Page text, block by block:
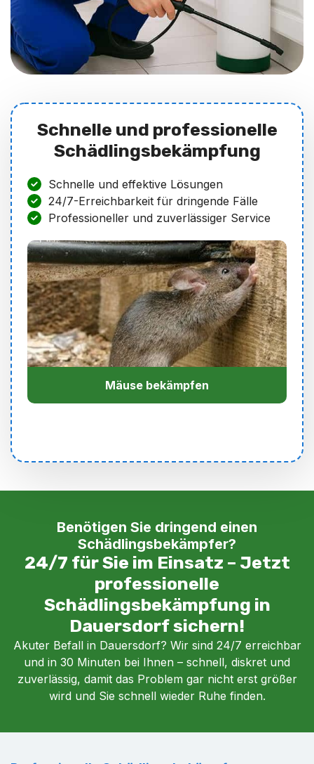
Schnelle und professionelle
Schädlingsbekämpfung
Schnelle und effektive Lösungen
24/7-Erreichbarkeit für dringende Fälle
Professioneller und zuverlässiger Service
Mäuse bekämpfen
Benötigen Sie dringend einen
Schädlingsbekämpfer?
24/7 für Sie im Einsatz – Jetzt
professionelle
Schädlingsbekämpfung in
Dauersdorf sichern!
Akuter Befall in Dauersdorf? Wir sind 24/7 erreichbar
und in 30 Minuten bei Ihnen – schnell, diskret und
zuverlässig, damit das Problem gar nicht erst größer
wird und Sie schnell wieder Ruhe finden.